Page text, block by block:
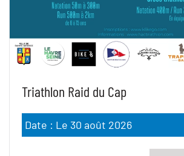
Triathlon Raid du Cap
Date : Le 30 août 2026